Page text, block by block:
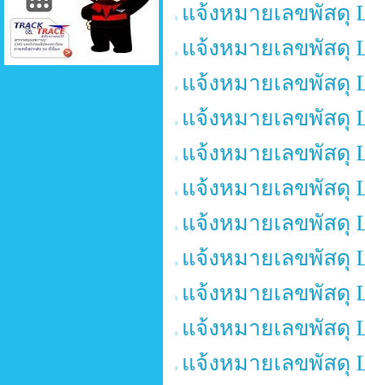
แจ้งหมายเลขพัสดุ
แจ้งหมายเลขพัสดุ
แจ้งหมายเลขพัสดุ
แจ้งหมายเลขพัสดุ
แจ้งหมายเลขพัสดุ
แจ้งหมายเลขพัสดุ
แจ้งหมายเลขพัสดุ
แจ้งหมายเลขพัสดุ
แจ้งหมายเลขพัสดุ
แจ้งหมายเลขพัสดุ
แจ้งหมายเลขพัสดุ